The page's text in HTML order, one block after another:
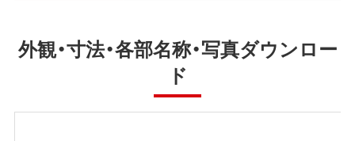
外観・寸法・各部名称・写真ダウンロー
ド